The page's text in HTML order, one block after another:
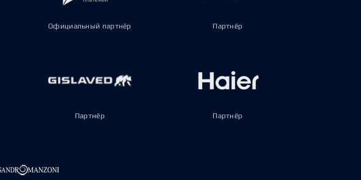
Официальный партнёр Партнёр
Партнёр Партнёр